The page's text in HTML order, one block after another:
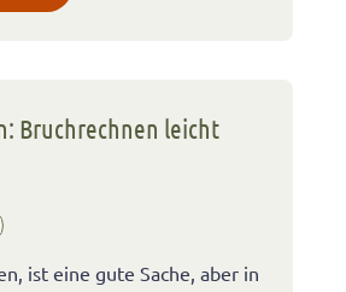
Bruchrechnen leicht
ist eine gute Sache, aber in